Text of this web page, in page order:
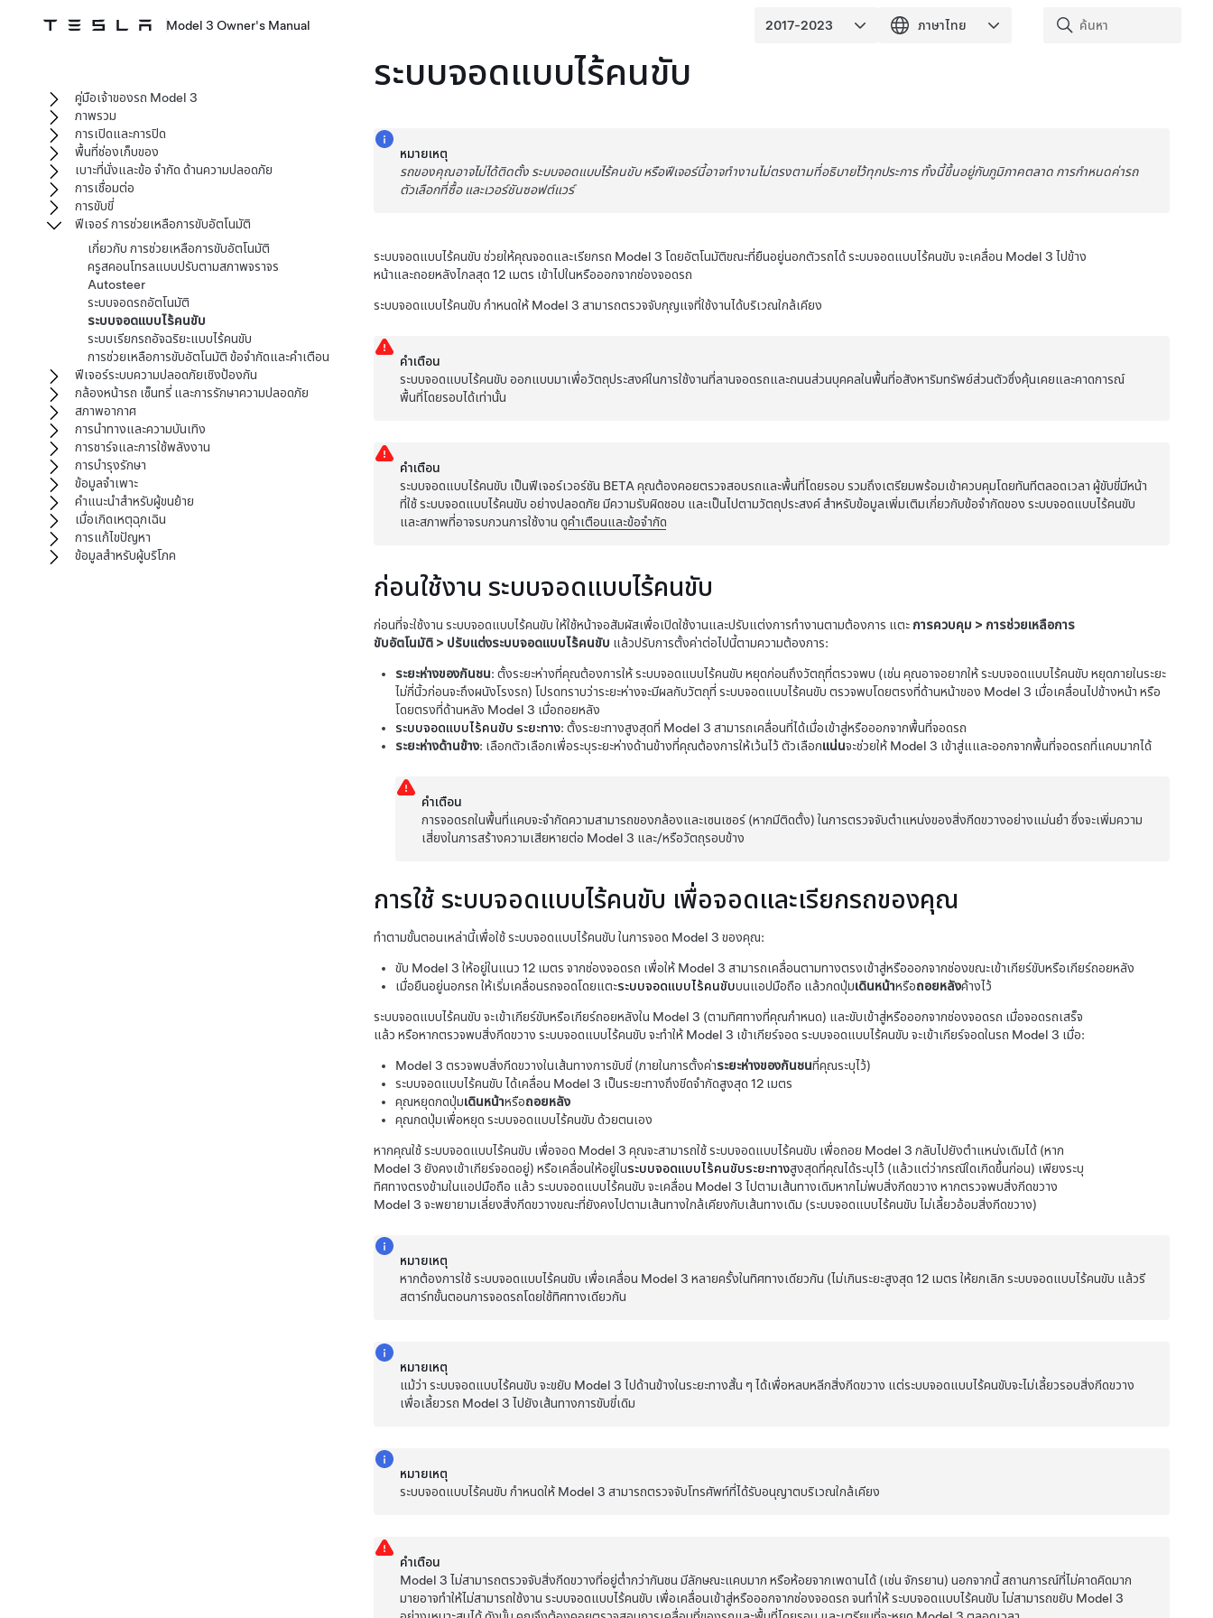
Model 3 Owner's Manual
ระบบจอดแบบไร้คนขับ
หมายเหตุ
รถของคุณอาจไม่ได้ติดตั้ง ระบบจอดแบบไร้คนขับหรือฟีเจอร์นี้อาจทำงานไม่ตรงตามที่อธิบายไว้ทุกประการ ทั้งนี้ขึ้นอยู่กับภูมิภาคตลาด การกำหนดค่ารถ
ตัวเลือกที่ซื้อ และเวอร์ชันซอฟต์แวร์
ระบบจอดแบบไร้คนขับ ช่วยให้คุณจอดและเรียกรถ Model 3 โดยอัตโนมัติขณะที่ยืนอยู่นอกตัวรถได้ระบบจอดแบบไร้คนขับ จะเคลื่อน Model 3 ไปข้าง
หน้าและถอยหลังไกลสุด 12 เมตร เข้าไปในหรือออกจากช่องจอดรถ
ระบบจอดแบบไร้คนขับ กำหนดให้ Model 3 สามารถตรวจจับกุญแจที่ใช้งานได้บริเวณใกล้เคียง
คำเตือน
ระบบจอดแบบไร้คนขับ ออกแบบมาเพื่อวัตถุประสงค์ในการใช้งานที่ลานจอดรถและถนนส่วนบุคคลในพื้นที่อสังหาริมทรัพย์ส่วนตัวซึ่งคุ้นเคยและคาดการณ์
พื้นที่โดยรอบได้เท่านั้น
คำเตือน
ระบบจอดแบบไร้คนขับ เป็นฟีเจอร์เวอร์ชัน BETA คุณต้องคอยตรวจสอบรถและพื้นที่โดยรอบ รวมถึงเตรียมพร้อมเข้าควบคุมโดยทันทีตลอดเวลา ผู้ขับขี่มีหน้า
ที่ใช้ระบบจอดแบบไร้คนขับ อย่างปลอดภัย มีความรับผิดชอบ และเป็นไปตามวัตถุประสงค์ สำหรับข้อมูลเพิ่มเติมเกี่ยวกับข้อจำกัดของระบบจอดแบบไร้คนขับ
และสภาพที่อาจรบกวนการใช้งาน ดูคำเตือนและข้อจำกัด
ก่อนใช้งาน ระบบจอดแบบไร้คนขับ
ก่อนที่จะใช้งาน ระบบจอดแบบไร้คนขับ ให้ใช้หน้าจอสัมผัสเพื่อเปิดใช้งานและปรับแต่งการทำงานตามต้องการ แตะ การควบคุม > การช่วยเหลือการ
ขับอัตโนมัติ > ปรับแต่งระบบจอดแบบไร้คนขับ แล้วปรับการตั้งค่าต่อไปนี้ตามความต้องการ:
ระยะห่างของกันชน: ตั้งระยะห่างที่คุณต้องการให้ระบบจอดแบบไร้คนขับ หยุดก่อนถึงวัตถุที่ตรวจพบ (เช่น คุณอาจอยากให้ระบบจอดแบบไร้คนขับ หยุดภายในระยะ
ไม่กี่นิ้วก่อนจะถึงผนังโรงรถ) โปรดทราบว่าระยะห่างจะมีผลกับวัตถุที่ ระบบจอดแบบไร้คนขับ ตรวจพบโดยตรงที่ด้านหน้าของ Model 3 เมื่อเคลื่อนไปข้างหน้า หรือ
โดยตรงที่ด้านหลัง Model 3 เมื่อถอยหลัง
ระบบจอดแบบไร้คนขับ ระยะทาง: ตั้งระยะทางสูงสุดที่ Model 3 สามารถเคลื่อนที่ได้เมื่อเข้าสู่หรือออกจากพื้นที่จอดรถ
ระยะห่างด้านข้าง: เลือกตัวเลือกเพื่อระบุระยะห่างด้านข้างที่คุณต้องการให้เว้นไว้ ตัวเลือกแน่นจะช่วยให้ Model 3 เข้าสู่แและออกจากพื้นที่จอดรถที่แคบมากได้
คำเตือน
การจอดรถในพื้นที่แคบจะจำกัดความสามารถของกล้องและเซนเซอร์ (หากมีติดตั้ง) ในการตรวจจับตำแหน่งของสิ่งกีดขวางอย่างแม่นยำ ซึ่งจะเพิ่มความ
เสี่ยงในการสร้างความเสียหายต่อ Model 3 และ/หรือวัตถุรอบข้าง
การใช้ ระบบจอดแบบไร้คนขับ เพื่อจอดและเรียกรถของคุณ
ทำตามขั้นตอนเหล่านี้เพื่อใช้ระบบจอดแบบไร้คนขับ ในการจอด Model 3 ของคุณ:
ขับ Model 3 ให้อยู่ในแนว 12 เมตร จากช่องจอดรถ เพื่อให้ Model 3 สามารถเคลื่อนตามทางตรงเข้าสู่หรือออกจากช่องขณะเข้าเกียร์ขับหรือเกียร์ถอยหลัง
เมื่อยืนอยู่นอกรถ ให้เริ่มเคลื่อนรถจอดโดยแตะระบบจอดแบบไร้คนขับบนแอปมือถือ แล้วกดปุ่มเดินหน้าหรือถอยหลังค้างไว้
ระบบจอดแบบไร้คนขับ จะเข้าเกียร์ขับหรือเกียร์ถอยหลังใน Model 3 (ตามทิศทางที่คุณกำหนด) และขับเข้าสู่หรือออกจากช่องจอดรถ เมื่อจอดรถเสร็จ
แล้ว หรือหากตรวจพบสิ่งกีดขวาง ระบบจอดแบบไร้คนขับ จะทำให้ Model 3 เข้าเกียร์จอด ระบบจอดแบบไร้คนขับ จะเข้าเกียร์จอดในรถ Model 3 เมื่อ:
Model 3 ตรวจพบสิ่งกีดขวางในเส้นทางการขับขี่ (ภายในการตั้งค่าระยะห่างของกันชนที่คุณระบุไว้)
ระบบจอดแบบไร้คนขับ ได้เคลื่อน Model 3 เป็นระยะทางถึงขีดจำกัดสูงสุด 12 เมตร
คุณหยุดกดปุ่มเดินหน้าหรือถอยหลัง
คุณกดปุ่มเพื่อหยุด ระบบจอดแบบไร้คนขับ ด้วยตนเอง
หากคุณใช้ระบบจอดแบบไร้คนขับ เพื่อจอด Model 3 คุณจะสามารถใช้ระบบจอดแบบไร้คนขับ เพื่อถอย Model 3 กลับไปยังตำแหน่งเดิมได้ (หาก
Model 3 ยังคงเข้าเกียร์จอดอยู่) หรือเคลื่อนให้อยู่ในระบบจอดแบบไร้คนขับระยะทางสูงสุดที่คุณได้ระบุไว้ (แล้วแต่ว่ากรณีใดเกิดขึ้นก่อน) เพียงระบุ
ทิศทางตรงข้ามในแอปมือถือ แล้ว ระบบจอดแบบไร้คนขับ จะเคลื่อน Model 3 ไปตามเส้นทางเดิมหากไม่พบสิ่งกีดขวาง หากตรวจพบสิ่งกีดขวาง
Model 3 จะพยายามเลี่ยงสิ่งกีดขวางขณะที่ยังคงไปตามเส้นทางใกล้เคียงกับเส้นทางเดิม (ระบบจอดแบบไร้คนขับ ไม่เลี้ยวอ้อมสิ่งกีดขวาง)
หมายเหตุ
หากต้องการใช้ระบบจอดแบบไร้คนขับ เพื่อเคลื่อน Model 3 หลายครั้งในทิศทางเดียวกัน (ไม่เกินระยะสูงสุด12 เมตร ให้ยกเลิกระบบจอดแบบไร้คนขับ แล้วรี
สตาร์ทขั้นตอนการจอดรถโดยใช้ทิศทางเดียวกัน
หมายเหตุ
แม้ว่าระบบจอดแบบไร้คนขับ จะขยับ Model 3 ไปด้านข้างในระยะทางสั้น ๆ ได้เพื่อหลบหลีกสิ่งกีดขวาง แต่ระบบจอดแบบไร้คนขับจะไม่เลี้ยวรอบสิ่งกีดขวาง
เพื่อเลี้ยวรถ Model 3 ไปยังเส้นทางการขับขี่เดิม
หมายเหตุ
ระบบจอดแบบไร้คนขับ กำหนดให้ Model 3 สามารถตรวจจับโทรศัพท์ที่ได้รับอนุญาตบริเวณใกล้เคียง
คำเตือน
Model 3 ไม่สามารถตรวจจับสิ่งกีดขวางที่อยู่ต่ำกว่ากันชน มีลักษณะแคบมาก หรือห้อยจากเพดานได้ (เช่น จักรยาน) นอกจากนี้ สถานการณ์ที่ไม่คาดคิดมาก
มายอาจทำให้ไม่สามารถใช้งานระบบจอดแบบไร้คนขับ เพื่อเคลื่อนเข้าสู่หรือออกจากช่องจอดรถ จนทำให้ระบบจอดแบบไร้คนขับ ไม่สามารถขยับ Model 3
คู่มือเจ้าของรถ Model 3
ภาพรวม
การเปิดและการปิด
พื้นที่ช่องเก็บของ
เบาะที่นั่งและข้อ จำกัด ด้านความปลอดภัย
การเชื่อมต่อ
การขับขี่
ฟีเจอร์ การช่วยเหลือการขับอัตโนมัติ
เกี่ยวกับ การช่วยเหลือการขับอัตโนมัติ
ครูสคอนโทรลแบบปรับตามสภาพจราจร
Autosteer
ระบบจอดรถอัตโนมัติ
ระบบจอดแบบไร้คนขับ
ระบบเรียกรถอัจฉริยะแบบไร้คนขับ
การช่วยเหลือการขับอัตโนมัติ ข้อจำกัดและคำเตือน
ฟีเจอร์ระบบความปลอดภัยเชิงป้องกัน
กล้องหน้ารถ เซ็นทรี่ และการรักษาความปลอดภัย
สภาพอากาศ
การนำทางและความบันเทิง
การชาร์จและการใช้พลังงาน
การบำรุงรักษา
ข้อมูลจำเพาะ
คำแนะนำสำหรับผู้ขนย้าย
เมื่อเกิดเหตุฉุกเฉิน
การแก้ไขปัญหา
ข้อมูลสำหรับผู้บริโภค